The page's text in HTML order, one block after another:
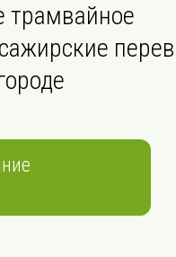
трамвайное